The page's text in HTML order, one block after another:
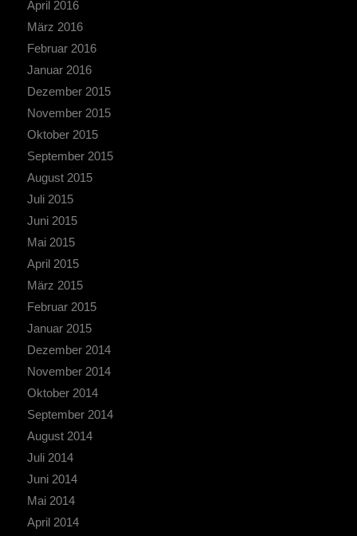
April 2016
März 2016
Februar 2016
Januar 2016
Dezember 2015
November 2015
Oktober 2015
September 2015
August 2015
Juli 2015
Juni 2015
Mai 2015
April 2015
März 2015
Februar 2015
Januar 2015
Dezember 2014
November 2014
Oktober 2014
September 2014
August 2014
Juli 2014
Juni 2014
Mai 2014
April 2014